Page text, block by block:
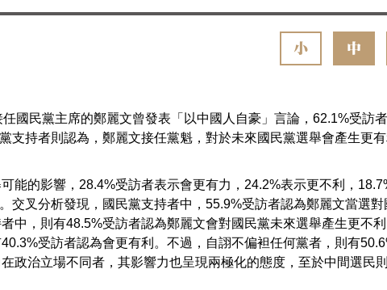
小 中
國民黨主席的鄭麗文曾發表「以中國人自豪」言論，62.1%受訪
支持者則認為，鄭麗文接任黨魁，對於未來國民黨選舉會產生更
能的影響，28.4%受訪者表示會更有力，24.2%表示更不利，
交叉分析發現，國民黨支持者中，55.9%受訪者認為鄭麗文當選對
中，則有48.5%受訪者認為鄭麗文會對國民黨未來選舉產生更不
受訪者認為會更有利。不過，自詡不偏袒任何黨者，則有
政治立場不同者，其影響力也呈現兩極化的態度，至於中間選民